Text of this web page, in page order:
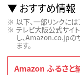
おすすめ情報
以下、一部リンクには
テレビ大阪公式サイ
し、Amazon.co.jpの
ます。
Amazon ふるさと